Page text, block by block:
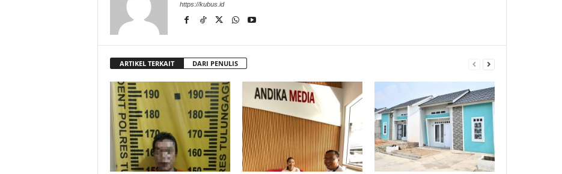
https://kubus.id
ARTIKEL TERKAIT DARI PENULIS